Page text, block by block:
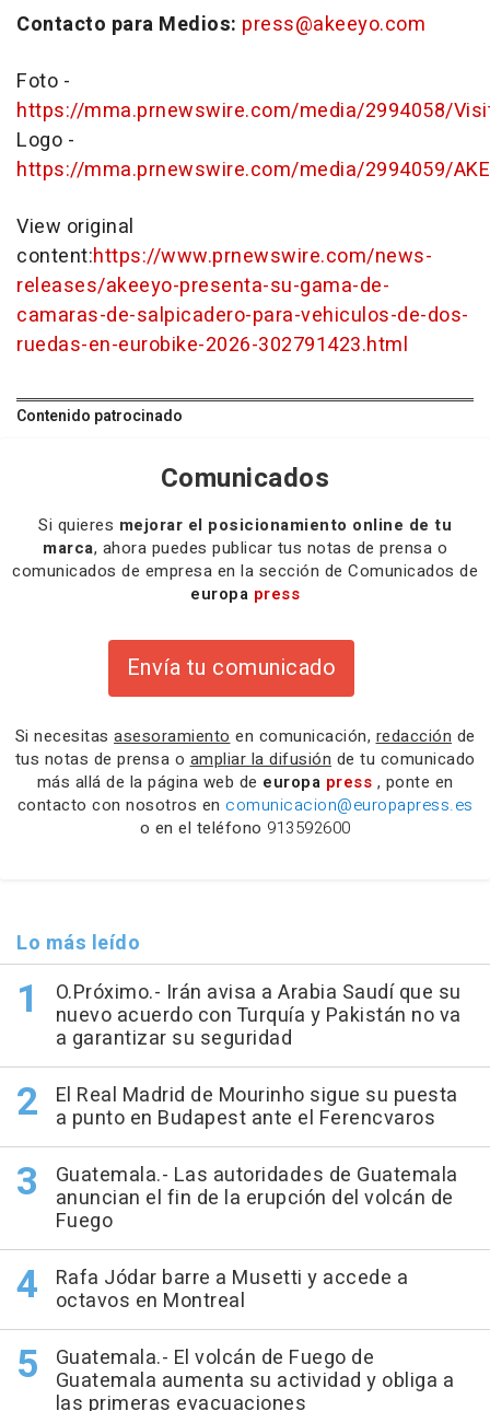
Contacto para Medios: press@akeeyo.com
Foto -
https://mma.prnewswire.com/media/2994058/
Logo -
https://mma.prnewswire.com/media/2994059/
View original
content:https://www.prnewswire.com/news-
releases/akeeyo-presenta-su-gama-de-
camaras-de-salpicadero-para-vehiculos-de-dos-
ruedas-en-eurobike-2026-302791423.html
Contenido patrocinado
Comunicados
Si quieres mejorar el posicionamiento online de tu
marca, ahora puedes publicar tus notas de prensa o
comunicados de empresa en la sección de Comunicados de
europa press
Envía tu comunicado
Si necesitas asesoramiento en comunicación, redacción de
tus notas de prensa o ampliar la difusión de tu comunicado
más allá de la página web de europa press , ponte en
contacto con nosotros en comunicacion@europapress.es
o en el teléfono 913592600
Lo más leído
O.Próximo.- Irán avisa a Arabia Saudí que su
nuevo acuerdo con Turquía y Pakistán no va
a garantizar su seguridad
El Real Madrid de Mourinho sigue su puesta
a punto en Budapest ante el Ferencvaros
Guatemala.- Las autoridades de Guatemala
anuncian el fin de la erupción del volcán de
Fuego
Rafa Jódar barre a Musetti y accede a
octavos en Montreal
Guatemala.- El volcán de Fuego de
Guatemala aumenta su actividad y obliga a
las primeras evacuaciones